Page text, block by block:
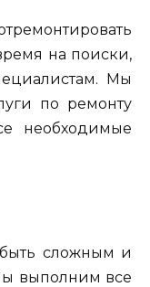
на поиски,
Мы
по ремонту
необходимые
сложным и
выполним все